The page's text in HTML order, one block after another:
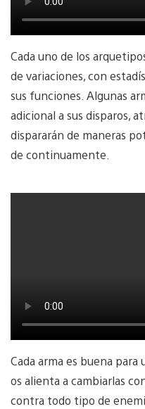
Cada uno de los
de variaciones, con
sus funciones. Algunas
adicional a sus disparos,
dispararán de maneras
de continuamente.
Cada arma es buena
os alienta a cambiarlas
contra todo tipo de